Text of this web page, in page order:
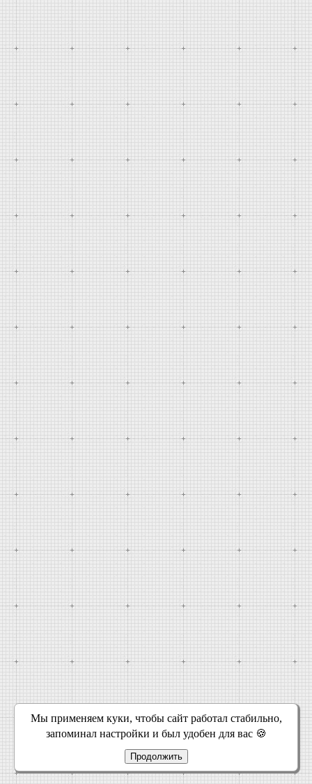
Мы применяем куки, чтобы сайт работал стабильно,
запоминал настройки и был удобен для вас 🍪
Продолжить